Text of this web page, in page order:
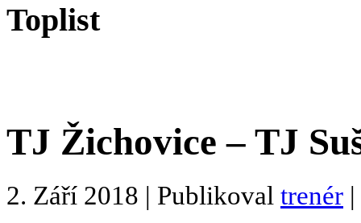
Toplist
TJ Žichovice – TJ
2. Září 2018 | Publikoval trenér